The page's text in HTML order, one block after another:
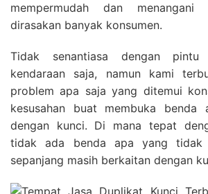
mempermudah dan menangani
dirasakan banyak konsumen.
Tidak senantiasa dengan pintu
kendaraan saja, namun kami
problem apa saja yang ditemui
kesusahan buat membuka benda
dengan kunci. Di mana tepat
tidak ada benda apa yang tidak
sepanjang masih berkaitan dengan